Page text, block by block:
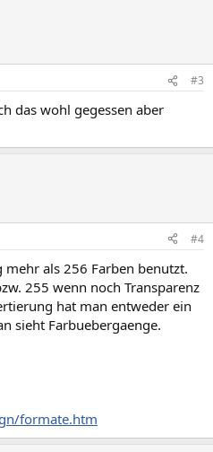
#3
das wohl gegessen aber
#4
als 256 Farben benutzt.
255 wenn noch Transparenz
hat man entweder ein
sieht Farbuebergaenge.
formate.htm